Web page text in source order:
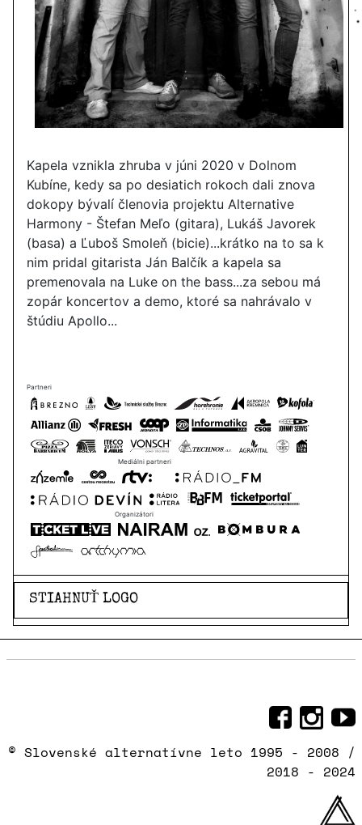
Kapela vznikla zhruba v júni 2020 v Dolnom
Kubíne, kedy sa po desiatich rokoch dali znova
dokopy bývalí členovia projektu Alternative
Harmony - Štefan Meľo (gitara), Lukáš Javorek
(basa) a Ľuboš Smoleň (bicie)...krátko na to sa k
nim pridal gitarista Ján Balčík a kapela sa
premenovala na Luke on the bass...za sebou má
zopár koncertov a demo, ktoré sa nahrávalo v
štúdiu Apollo...
Partneri
Mediálni partneri
Organizátori
STIAHNUŤ LOGO
© Slovenské alternatívne leto 1995 - 2008 /
2018 - 2024